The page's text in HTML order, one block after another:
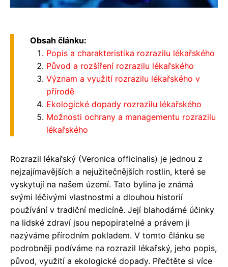
Obsah článku:
Popis a charakteristika rozrazilu lékařského
Původ a rozšíření rozrazilu lékařského
Význam a využití rozrazilu lékařského v
přírodě
Ekologické dopady rozrazilu lékařského
Možnosti ochrany a managementu rozrazilu
lékařského
Rozrazil lékařský (Veronica officinalis) je jednou z
nejzajímavějších a nejužitečnějších rostlin, které se
vyskytují na našem území. Tato bylina je známá
svými léčivými vlastnostmi a dlouhou historií
používání v tradiční medicíně. Její blahodárné účinky
na lidské zdraví jsou nepopiratelné a právem ji
nazýváme přírodním pokladem. V tomto článku se
podrobněji podíváme na rozrazil lékařský, jeho popis,
původ, využití a ekologické dopady. Přečtěte si více